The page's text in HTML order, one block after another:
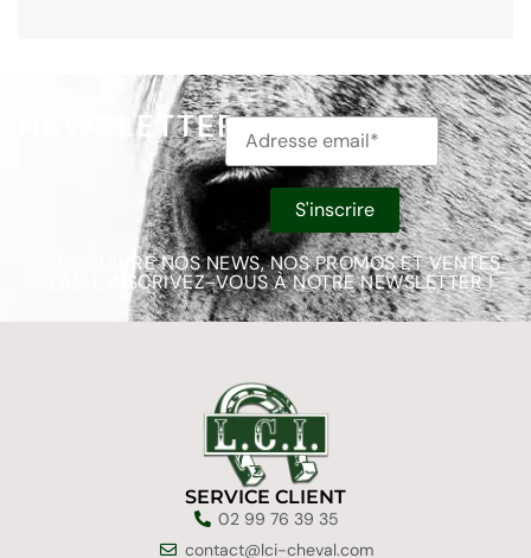
NEWSLETTER
POUR SUIVRE NOS NEWS, NOS PROMOS ET VENTES
FLASH, INSCRIVEZ-VOUS À NOTRE NEWSLETTER !
SERVICE CLIENT
02 99 76 39 35
contact@lci-cheval.com